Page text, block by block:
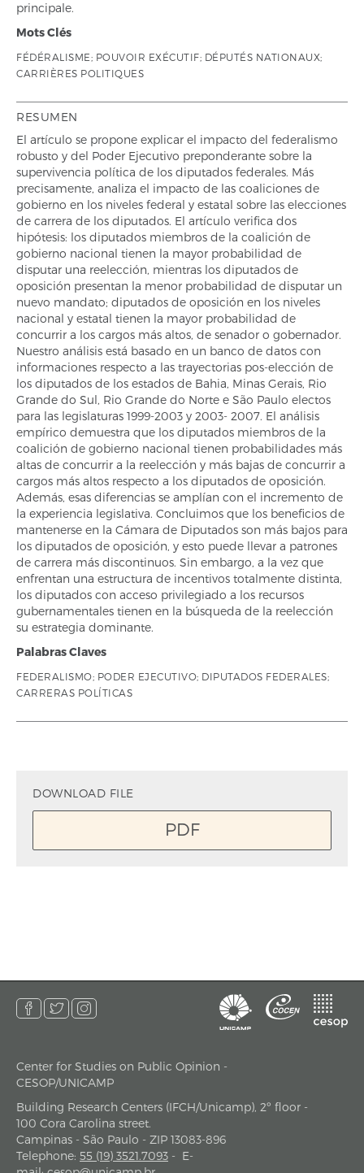
principale.
Mots Clés
FÉDÉRALISME; POUVOIR EXÉCUTIF; DÉPUTÉS NATIONAUX;
CARRIÈRES POLITIQUES
RESUMEN
El artículo se propone explicar el impacto del federalismo
robusto y del Poder Ejecutivo preponderante sobre la
supervivencia política de los diputados federales. Más
precisamente, analiza el impacto de las coaliciones de
gobierno en los niveles federal y estatal sobre las elecciones
de carrera de los diputados. El artículo verifica dos
hipótesis: los diputados miembros de la coalición de
gobierno nacional tienen la mayor probabilidad de
disputar una reelección, mientras los diputados de
oposición presentan la menor probabilidad de disputar un
nuevo mandato; diputados de oposición en los niveles
nacional y estatal tienen la mayor probabilidad de
concurrir a los cargos más altos, de senador o gobernador.
Nuestro análisis está basado en un banco de datos con
informaciones respecto a las trayectorias pos-elección de
los diputados de los estados de Bahia, Minas Gerais, Rio
Grande do Sul, Rio Grande do Norte e São Paulo electos
para las legislaturas 1999-2003 y 2003- 2007. El análisis
empírico demuestra que los diputados miembros de la
coalición de gobierno nacional tienen probabilidades más
altas de concurrir a la reelección y más bajas de concurrir a
cargos más altos respecto a los diputados de oposición.
Además, esas diferencias se amplían con el incremento de
la experiencia legislativa. Concluimos que los beneficios de
mantenerse en la Cámara de Diputados son más bajos para
los diputados de oposición, y esto puede llevar a patrones
de carrera más discontinuos. Sin embargo, a la vez que
enfrentan una estructura de incentivos totalmente distinta,
los diputados con acceso privilegiado a los recursos
gubernamentales tienen en la búsqueda de la reelección
su estrategia dominante.
Palabras Claves
FEDERALISMO; PODER EJECUTIVO; DIPUTADOS FEDERALES;
CARRERAS POLÍTICAS
DOWNLOAD FILE
PDF
address
Center for Studies on Public Opinion -
CESOP/UNICAMP
Building Research Centers (IFCH/Unicamp), 2º floor -
100 Cora Carolina street.
Campinas - São Paulo - ZIP 13083-896
Telephone: 55 (19) 3521.7093 - E-